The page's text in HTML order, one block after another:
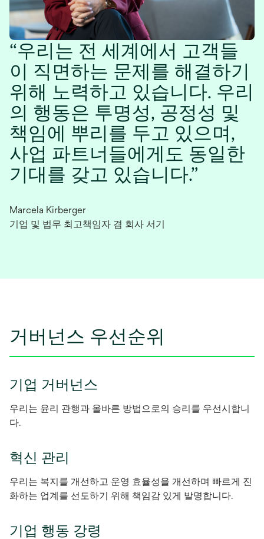
우리는 전 세계에서 고객들
이 직면하는 문제를 해결하기
위해 노력하고 있습니다. 우리
의 행동은 투명성, 공정성 및
책임에 뿌리를 두고 있으며,
사업 파트너들에게도 동일한
기대를 갖고 있습니다.
Marcela Kirberger
기업 및 법무 최고책임자 겸 회사 서기
거버넌스 우선순위
기업 거버넌스
우리는 윤리 관행과 올바른 방법으로의 승리를 우선시합니
다.
혁신 관리
우리는 복지를 개선하고 운영 효율성을 개선하며 빠르게 진
화하는 업계를 선도하기 위해 책임감 있게 발명합니다.
기업 행동 강령